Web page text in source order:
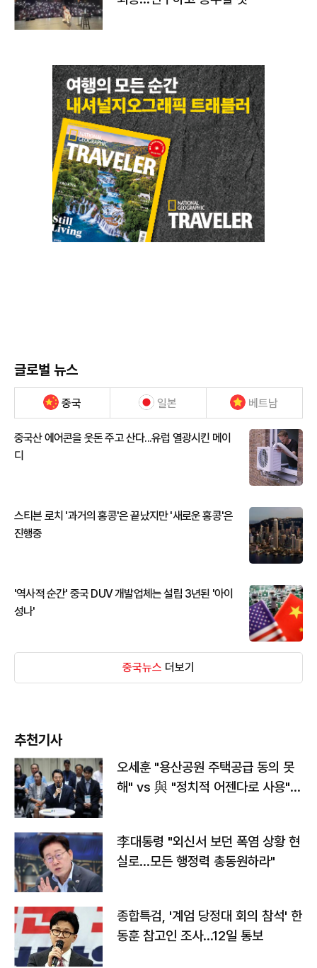
글로벌 뉴스
중국 일본 베트남
중국산 에어콘을 웃돈 주고 산다...유럽 열광시킨 메이
디
스티븐 로치 '과거의 홍콩'은 끝났지만 '새로운 홍콩'은
진행중
'역사적 순간' 중국 DUV 개발업체는 설립 3년된 '아이
성나'
중국뉴스 더보기
추천기사
오세훈 "용산공원 주택공급 동의 못
해" vs 與 "정치적 어젠다로 사용"
李대통령 "외신서 보던 폭염 상황 현
실로…모든 행정력 총동원하라"
종합특검, '계엄 당정대 회의 참석' 한
동훈 참고인 조사...12일 통보